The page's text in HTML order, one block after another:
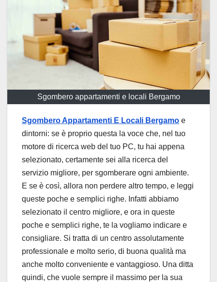
Sgombero appartamenti e locali Bergamo
Sgombero Appartamenti E Locali Bergamo e
dintorni: se è proprio questa la voce che, nel tuo
motore di ricerca web del tuo PC, tu hai appena
selezionato, certamente sei alla ricerca del
servizio migliore, per sgomberare ogni ambiente.
E se è così, allora non perdere altro tempo, e leggi
queste poche e semplici righe. Infatti abbiamo
selezionato il centro migliore, e ora in queste
poche e semplici righe, te la vogliamo indicare e
consigliare. Si tratta di un centro assolutamente
professionale e molto serio, di buona qualità ma
anche molto conveniente e vantaggioso. Una ditta
quindi, che vuole sempre il massimo per la sua